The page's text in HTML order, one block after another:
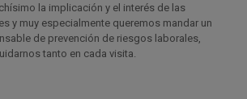
la implicación y el interés de las
y muy especialmente queremos mandar un
de prevención de riesgos laborales,
tanto en cada visita.